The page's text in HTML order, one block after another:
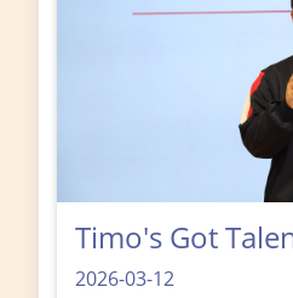
Timo's Got
2026-03-12